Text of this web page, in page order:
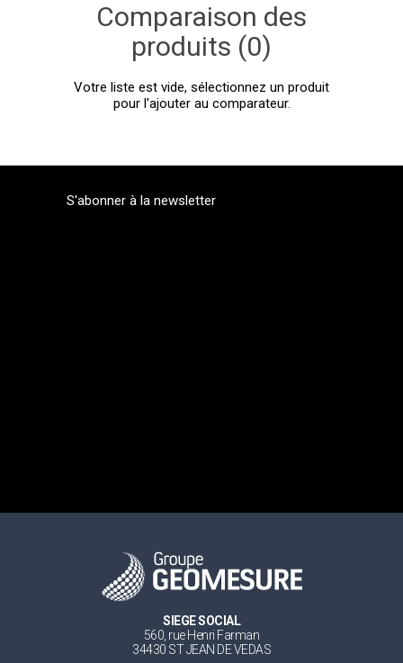
Comparaison des
produits (0)
Votre liste est vide, sélectionnez un produit
pour l'ajouter au comparateur.
S'abonner à la newsletter
SIEGE SOCIAL
560, rue Henri Farman
34430 ST JEAN DE VEDAS